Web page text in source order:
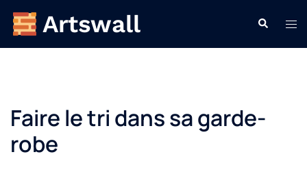
Faire le tri dans sa garde-
robe